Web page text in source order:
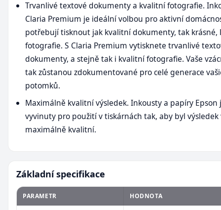
Trvanlivé textové dokumenty a kvalitní fotografie.
Claria Premium je ideální volbou pro aktivní
potřebují tisknout jak kvalitní dokumenty, tak krásné,
fotografie. S Claria Premium vytisknete trvanlivé
dokumenty, a stejně tak i kvalitní fotografie. Vaše
tak zůstanou zdokumentované pro celé generace
potomků.
Maximálně kvalitní výsledek. Inkousty a papíry Epson
vyvinuty pro použití v tiskárnách tak, aby byl výsledek
maximálně kvalitní.
Základní specifikace
PARAMETR HODNOTA